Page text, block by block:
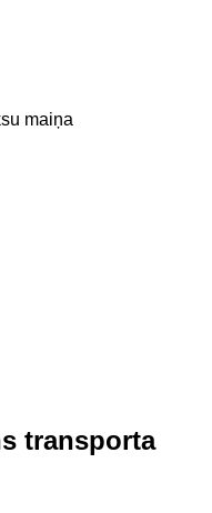
maiņa
transporta